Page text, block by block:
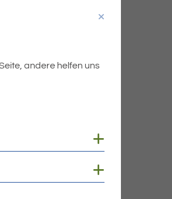
andere helfen uns